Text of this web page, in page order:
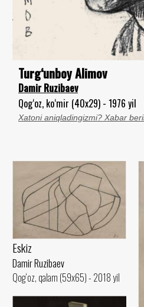
Turg‘unboy Alimov
Damir Ruzibaev
Qog‘oz, ko‘mir (40x29) - 1976 yil
Xatoni aniqladingizmi? Xabar
Eskiz
Damir Ruzibaev
Qog‘oz, qalam (59x65) - 2018 yil